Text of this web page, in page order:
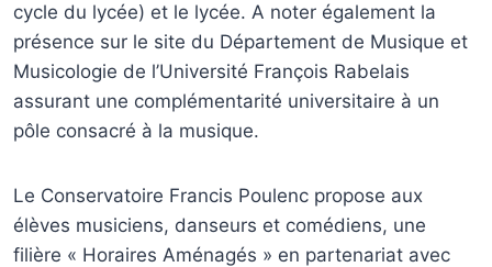
cycle du lycée) et le lycée. A noter également la
présence sur le site du Département de Musique et
Musicologie de l’Université François Rabelais
assurant une complémentarité universitaire à un
pôle consacré à la musique.
Le Conservatoire Francis Poulenc propose aux
élèves musiciens, danseurs et comédiens, une
filière « Horaires Aménagés » en partenariat avec